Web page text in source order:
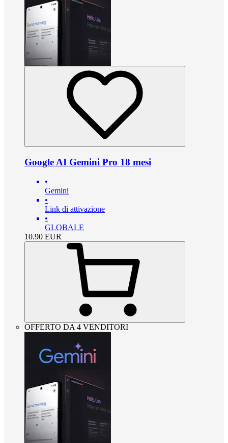
Google AI Gemini Pro 18 mesi
•
Gemini
•
Link di attivazione
•
GLOBALE
10.90 EUR
OFFERTO DA 4 VENDITORI